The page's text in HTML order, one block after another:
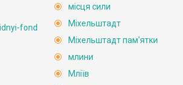
fond
місця сили
Міхельштадт
Міхельштадт пам'ятки
млини
Мліїв